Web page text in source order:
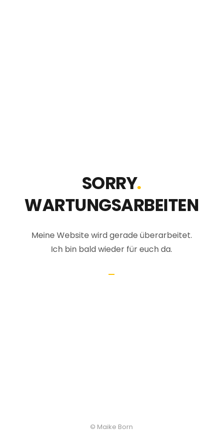
SORRY.
WARTUNGSARBEITEN
Meine Website wird gerade überarbeitet.
Ich bin bald wieder für euch da.
© Maike Born